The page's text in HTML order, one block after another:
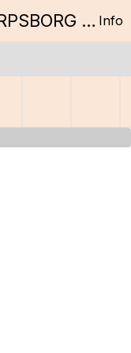
SEKSJON: SARPSBORG SCENE Info